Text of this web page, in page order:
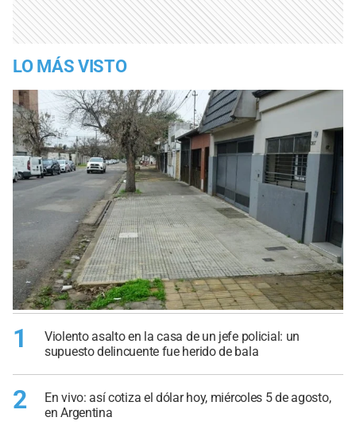
LO MÁS VISTO
1
Violento asalto en la casa de un jefe policial: un
supuesto delincuente fue herido de bala
2
En vivo: así cotiza el dólar hoy, miércoles 5 de agosto,
en Argentina